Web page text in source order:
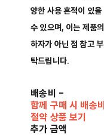
양한 사용 흔적이 있을
수 있으며, 이는 제품의
하자가 아닌 점 참고 부
탁드립니다.
배송비 -
함께 구매 시 배송비
절약 상품 보기
추가 금액